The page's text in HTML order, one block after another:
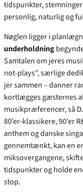
tidspunkter,
personlig, naturlig og
Nøglen ligger i
underholdning
Samtalen om jeres
not-plays”, særlige
jer sammen – danner
kortlægges gæsternes
musikpræferencer, så
80’er-klassikere, 90’er
anthem og danske
gennemtænkt, kan en
miksovergangene,
tidspunkter og holde
stop.